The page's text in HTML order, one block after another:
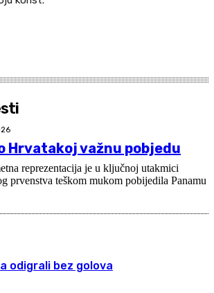
Hrvatakoj važnu pobjedu
reprezentacija je u ključnoj utakmici
prvenstva teškom mukom pobijedila Panamu
odigrali bez golova